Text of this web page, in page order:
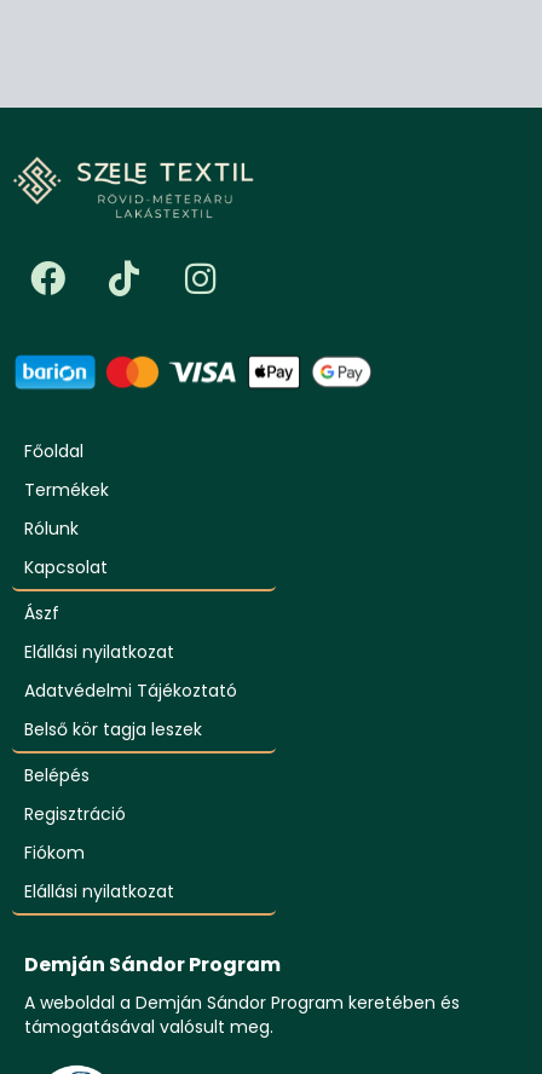
Főoldal
Termékek
Rólunk
Kapcsolat
Ászf
Elállási nyilatkozat
Adatvédelmi Tájékoztató
Belső kör tagja leszek
Belépés
Regisztráció
Fiókom
Elállási nyilatkozat
Demján Sándor Program
A weboldal a Demján Sándor Program keretében és
támogatásával valósult meg.